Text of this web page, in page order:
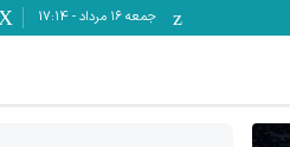
جمعه ۱۶ مرداد -
17:14